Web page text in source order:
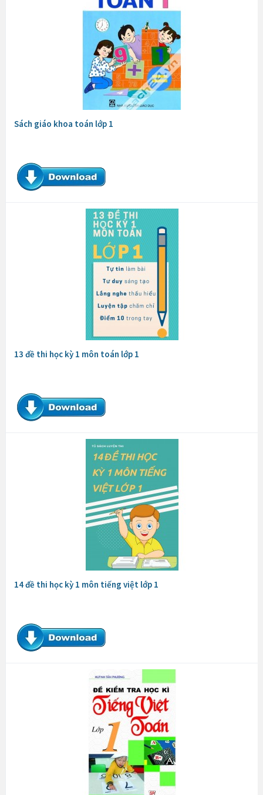
Sách giáo khoa toán lớp 1
13 đề thi học kỳ 1 môn toán lớp 1
14 đề thi học kỳ 1 môn tiếng việt lớp 1